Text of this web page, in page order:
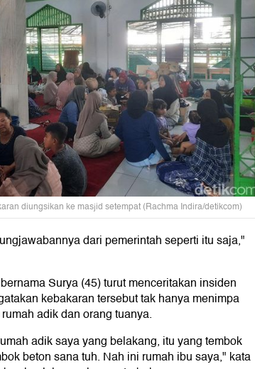
diungsikan ke masjid setempat (Rachma Indira/detikcom)
dari pemerintah seperti itu saja,"
Surya (45) turut menceritakan insiden
kebakaran tersebut tak hanya menimpa
adik dan orang tuanya.
adik saya yang belakang, itu yang tembok
beton sana tuh. Nah ini rumah ibu saya," kata